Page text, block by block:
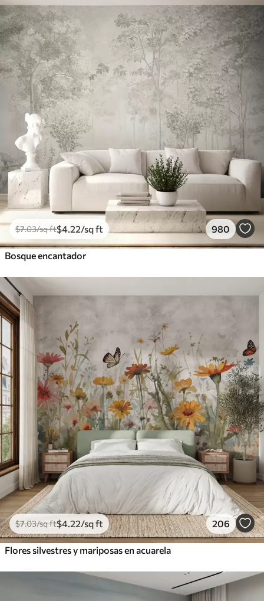
$7.03/sq ft$4 .22/sq ft 980
Bosque encantador
$7.03/sq ft$4 .22/sq ft 206
Flores silvestres y mariposas en acuarela